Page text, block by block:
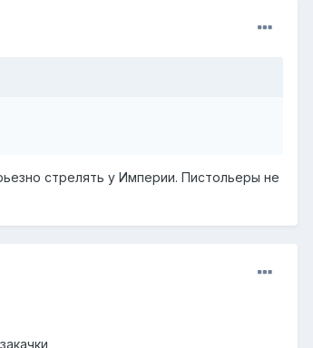
стрелять у Империи. Пистольеры не